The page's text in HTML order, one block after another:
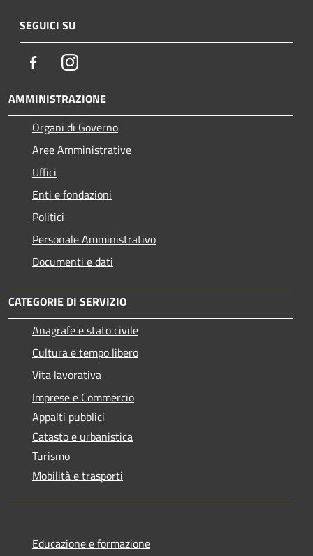
SEGUICI SU
FacebookInstagram
AMMINISTRAZIONE
Organi di Governo
Aree Amministrative
Uffici
Enti e fondazioni
Politici
Personale Amministrativo
Documenti e dati
CATEGORIE DI SERVIZIO
Anagrafe e stato civile
Cultura e tempo libero
Vita lavorativa
Imprese e Commercio
Appalti pubblici
Catasto e urbanistica
Turismo
Mobilità e trasporti
Educazione e formazione